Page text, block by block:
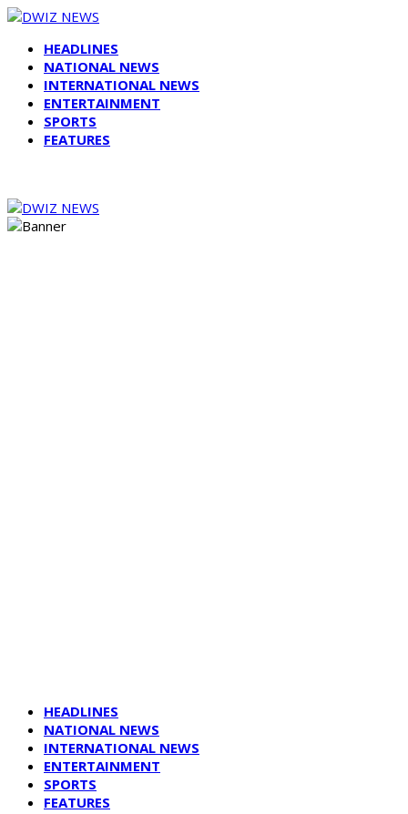
HEADLINES
NATIONAL NEWS
INTERNATIONAL NEWS
ENTERTAINMENT
SPORTS
FEATURES
HEADLINES
NATIONAL NEWS
INTERNATIONAL NEWS
ENTERTAINMENT
SPORTS
FEATURES